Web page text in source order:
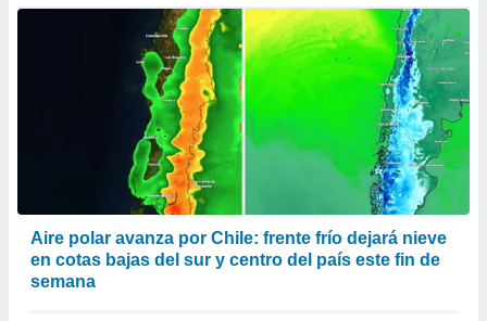
Aire polar avanza por Chile: frente frío dejará nieve
en cotas bajas del sur y centro del país este fin de
semana